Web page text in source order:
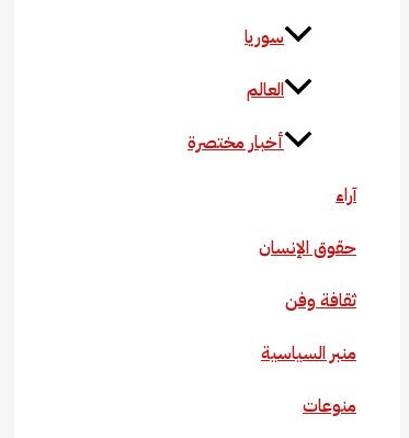
سوريا
العالم
أخبار مختصرة
آراء
حقوق الإنسان
ثقافة وفن
منبر السياسية
منوعات